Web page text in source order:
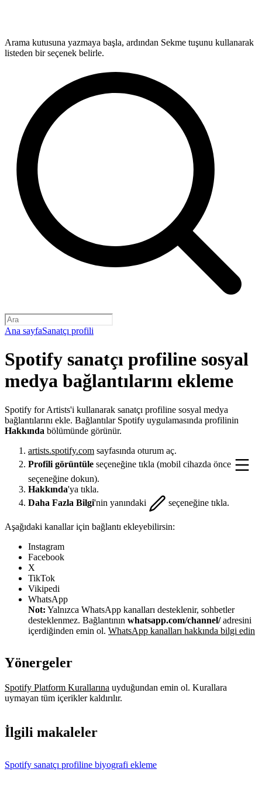
Arama kutusuna yazmaya başla, ardından Sekme tuşunu kullanarak
listeden bir seçenek belirle.
Ana sayfaSanatçı profili
Spotify sanatçı profiline sosyal
medya bağlantılarını ekleme
Spotify for Artists'i kullanarak sanatçı profiline sosyal medya
bağlantılarını ekle. Bağlantılar Spotify uygulamasında profilinin
Hakkında bölümünde görünür.
artists.spotify.com sayfasında oturum aç.
Profili görüntüle seçeneğine tıkla (mobil cihazda önce
seçeneğine dokun).
Hakkında'ya tıkla.
Daha Fazla Bilgi'nin yanındaki seçeneğine tıkla.
Aşağıdaki kanallar için bağlantı ekleyebilirsin:
Instagram
Facebook
X
TikTok
Vikipedi
WhatsApp
Not: Yalnızca WhatsApp kanalları desteklenir, sohbetler
desteklenmez. Bağlantının whatsapp.com/channel/adresini
içerdiğinden emin ol. WhatsApp kanalları hakkında bilgi edin
Yönergeler
Spotify Platform Kurallarına uyduğundan emin ol. Kurallara
uymayan tüm içerikler kaldırılır.
İlgili makaleler
Spotify sanatçı profiline biyografi ekleme